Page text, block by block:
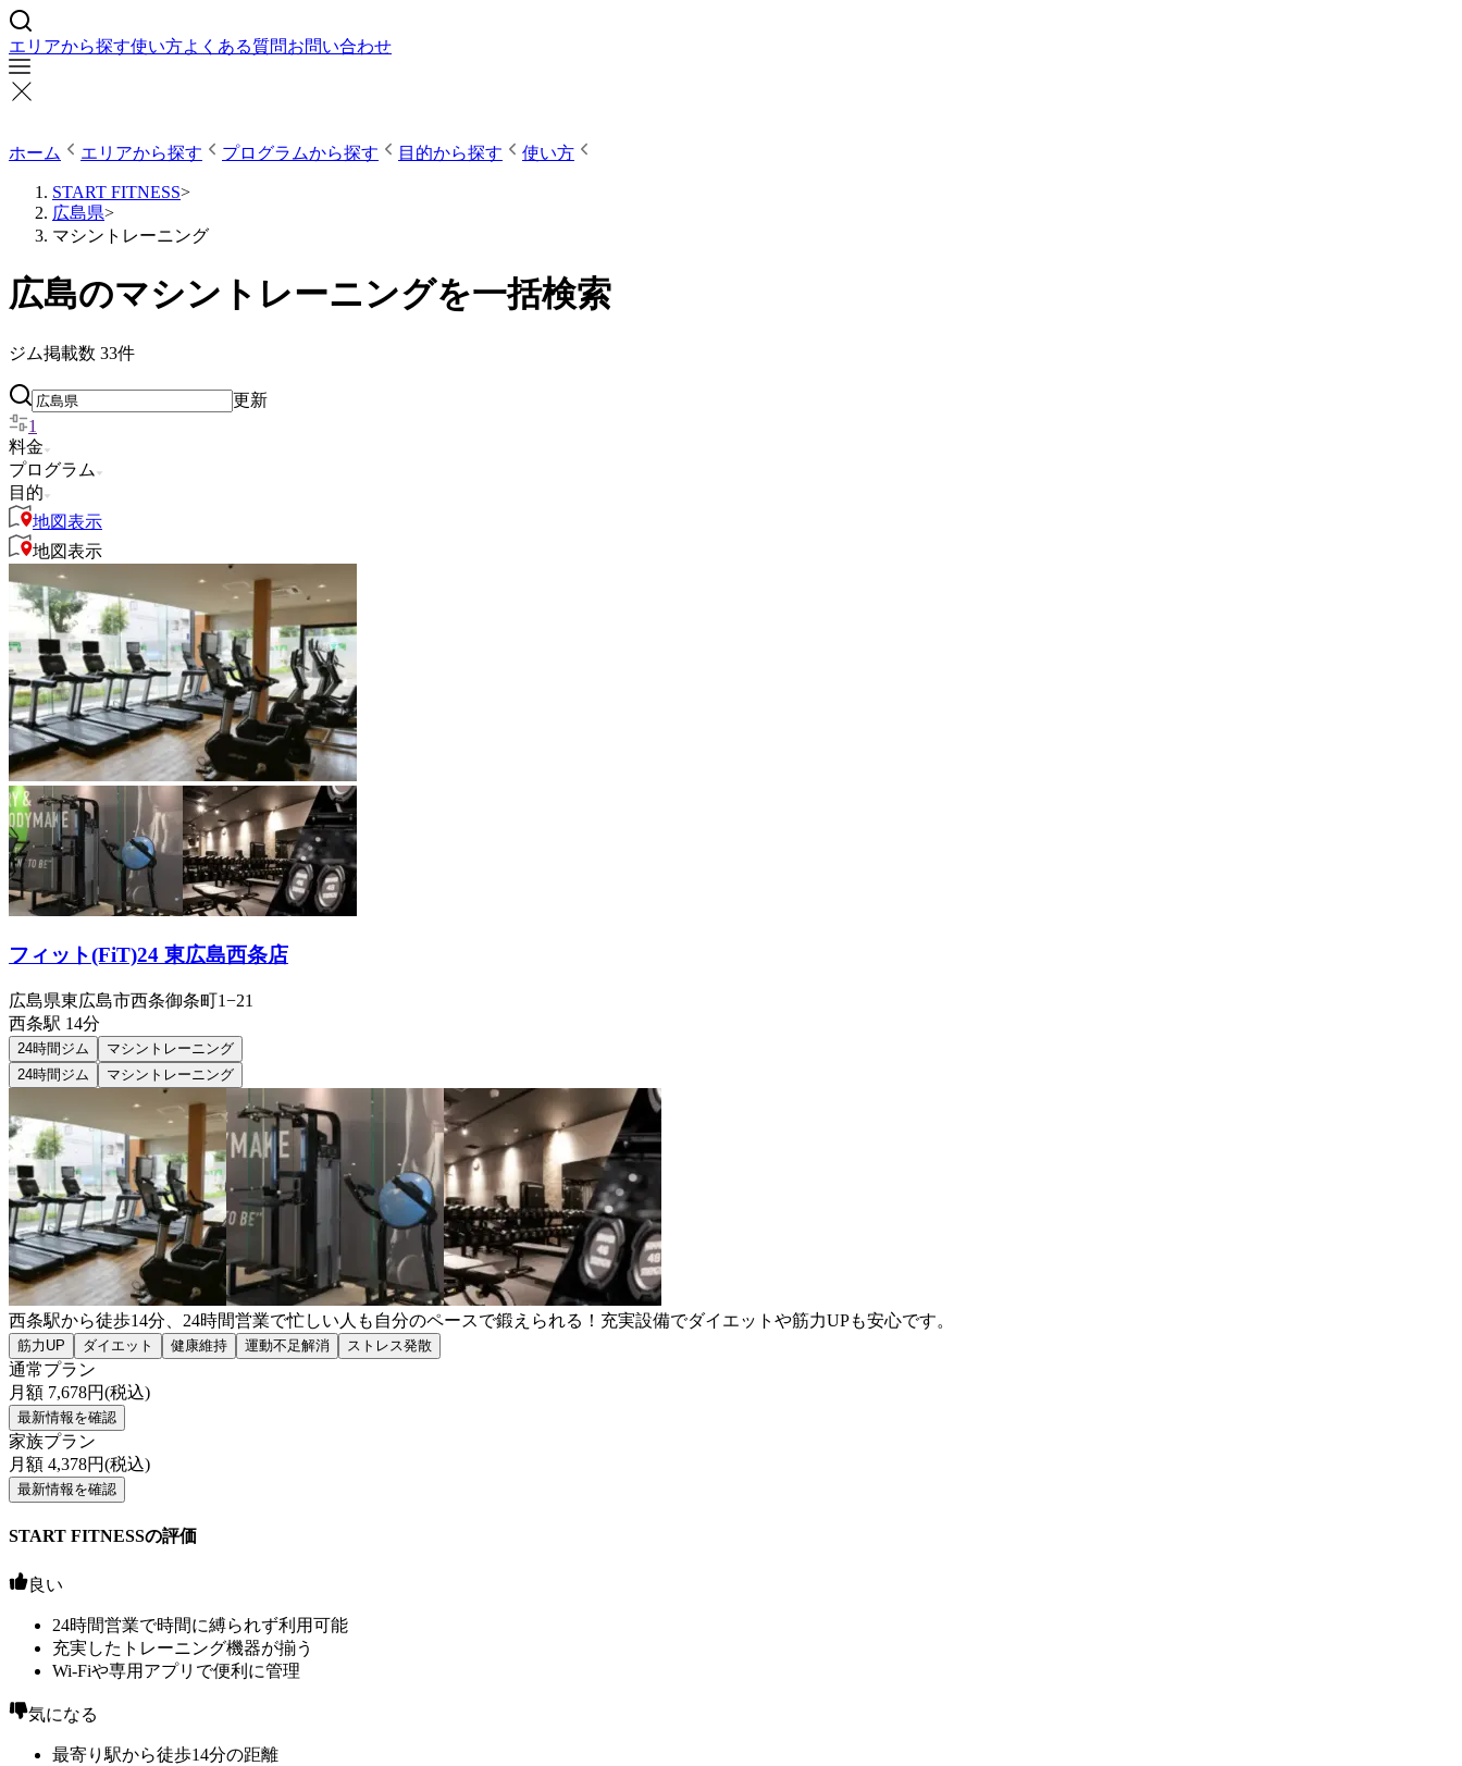
エリアから探す使い方よくある質問お問い合わせ
ホーム エリアから探す プログラムから探す 目的から探す 使い方
START FITNESS>
広島県>
マシントレーニング
広島のマシントレーニングを一括検索
ジム掲載数 33件
更新
1
料金
プログラム
目的
地図表示
地図表示
フィット(FiT)24 東広島西条店
広島県東広島市西条御条町1−21
西条駅 14分
24時間ジム
マシントレーニング
24時間ジム
マシントレーニング
西条駅から徒歩14分、24時間営業で忙しい人も自分のペースで鍛えられる！充実設備でダイエットや筋力UPも安心です。
筋力UP ダイエット 健康維持 運動不足解消 ストレス発散
通常プラン
月額 7,678円(税込)
最新情報を確認
家族プラン
月額 4,378円(税込)
最新情報を確認
START FITNESSの評価
良い
24時間営業で時間に縛られず利用可能
充実したトレーニング機器が揃う
Wi-Fiや専用アプリで便利に管理
気になる
最寄り駅から徒歩14分の距離